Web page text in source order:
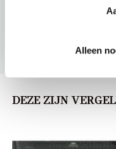
Alleen
DEZE ZIJN